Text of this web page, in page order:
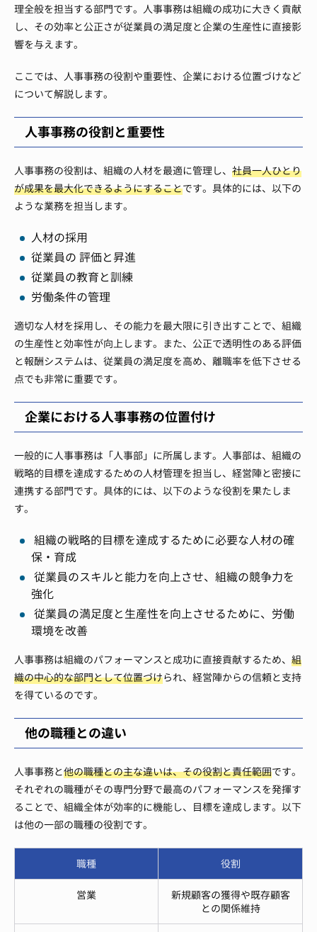
理全般を担当する部門です。人事事務は組織の成功に大きく貢献
し、その効率と公正さが従業員の満足度と企業の生産性に直接影
響を与えます。
ここでは、人事事務の役割や重要性、企業における位置づけなど
について解説します。
人事事務の役割と重要性
人事事務の役割は、組織の人材を最適に管理し、 社員一人ひとり
が成果を最大化できるようにすることです。具体的には、以下の
ような業務を担当します。
人材の採用
従業員の 評価と昇進
従業員の教育と訓練
労働条件の管理
適切な人材を採用し、その能力を最大限に引き出すことで、組織
の生産性と効率性が向上します。また、公正で透明性のある評価
と報酬システムは、従業員の満足度を高め、離職率を低下させる
点でも非常に重要です。
企業における人事事務の位置付け
一般的に人事事務は「人事部」に所属します。人事部は、組織の
戦略的目標を達成するための人材管理を担当し、経営陣と密接に
連携する部門です。具体的には、以下のような役割を果たしま
す。
組織の戦略的目標を達成するために必要な人材の確
保・育成
従業員のスキルと能力を向上させ、組織の競争力を
強化
従業員の満足度と生産性を向上させるために、労働
環境を改善
人事事務は組織のパフォーマンスと成功に直接貢献するため、 組
織の中心的な部門として位置づけられ、経営陣からの信頼と支持
を得ているのです。
他の職種との違い
人事事務と他の職種との主な違いは、その役割と責任範囲です。
それぞれの職種がその専門分野で最高のパフォーマンスを発揮す
ることで、組織全体が効率的に機能し、目標を達成します。以下
は他の一部の職種の役割です。
職種 役割
営業
新規顧客の獲得や既存顧客
との関係維持